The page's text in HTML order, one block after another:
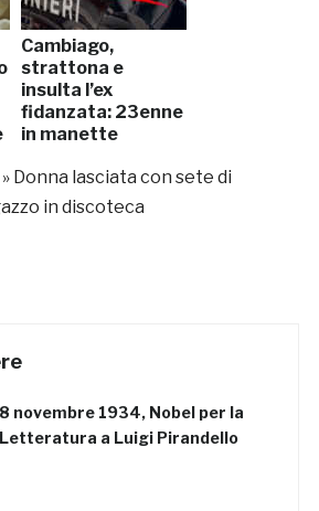
Cambiago,
strattona e
insulta l’ex
fidanzata: 23enne
in manette
» Donna lasciata con sete di
in discoteca
8 novembre 1934, Nobel per la
Letteratura a Luigi Pirandello